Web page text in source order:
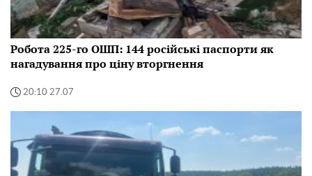
Робота 225-го ОШП: 144 російські паспорти як
нагадування про ціну вторгнення
20:10 27.07